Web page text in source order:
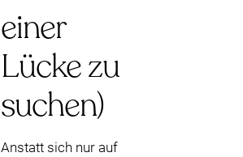
einer
Lücke zu
suchen)
Anstatt sich nur auf